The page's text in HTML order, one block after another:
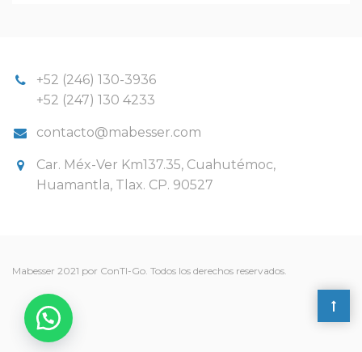
+52 (246) 130-3936
+52 (247) 130 4233
contacto@mabesser.com
Car. Méx-Ver Km137.35, Cuahutémoc,
Huamantla, Tlax. CP. 90527
Mabesser 2021 por ConTI-Go. Todos los derechos reservados.